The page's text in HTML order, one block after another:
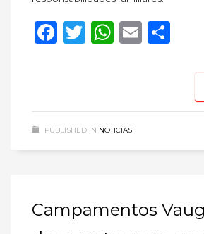
Facebook
TwitterEmail
PUBLISHED IN NOTICIAS
Campamentos